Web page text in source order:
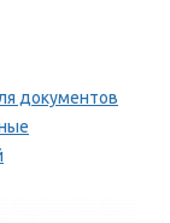
документов